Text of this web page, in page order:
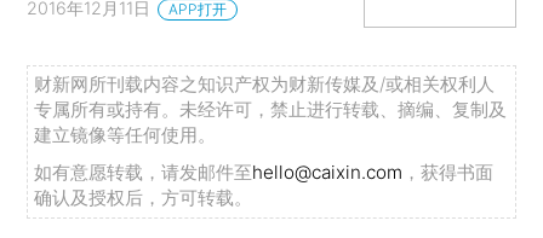
2016年12月11日 APP打开
财新网所刊载内容之知识产权为财新传媒及/或相关权利人
专属所有或持有。未经许可，禁止进行转载、摘编、复制及
建立镜像等任何使用。
如有意愿转载，请发邮件至hello@caixin.com ，获得书面
确认及授权后，方可转载。